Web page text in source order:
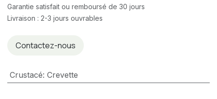
Garantie satisfait ou remboursé de 30 jours
Livraison : 2-3 jours ouvrables
Contactez-nous
Crustacé: Crevette